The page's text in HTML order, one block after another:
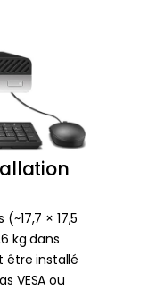
× 17,5
kg dans
être installé
VESA ou